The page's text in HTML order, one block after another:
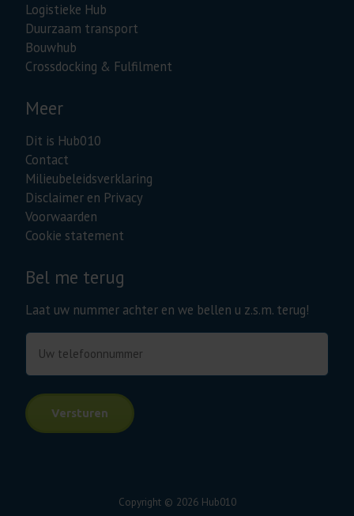
Logistieke Hub
Duurzaam transport
Bouwhub
Crossdocking & Fulfilment
Meer
Dit is Hub010
Contact
Milieubeleidsverklaring
Disclaimer en Privacy
Voorwaarden
Cookie statement
Bel me terug
Laat uw nummer achter en we bellen u z.s.m. terug!
Versturen
Copyright © 2026 Hub010